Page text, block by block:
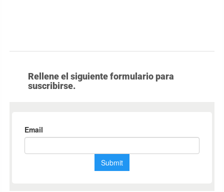
Rellene el siguiente formulario para
suscribirse.